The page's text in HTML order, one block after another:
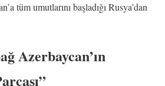
tüm umutlarını başladığı Rusya’dan
Azerbaycan’ın